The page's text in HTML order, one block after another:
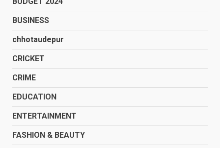
BUSINESS
chhotaudepur
CRICKET
CRIME
EDUCATION
ENTERTAINMENT
FASHION & BEAUTY